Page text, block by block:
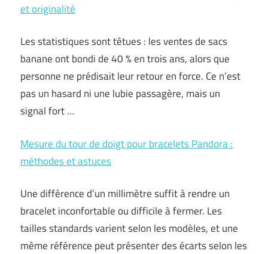
et originalité
Les statistiques sont têtues : les ventes de sacs
banane ont bondi de 40 % en trois ans, alors que
personne ne prédisait leur retour en force. Ce n’est
pas un hasard ni une lubie passagère, mais un
signal fort …
Mesure du tour de doigt pour bracelets Pandora :
méthodes et astuces
Une différence d’un millimètre suffit à rendre un
bracelet inconfortable ou difficile à fermer. Les
tailles standards varient selon les modèles, et une
même référence peut présenter des écarts selon les